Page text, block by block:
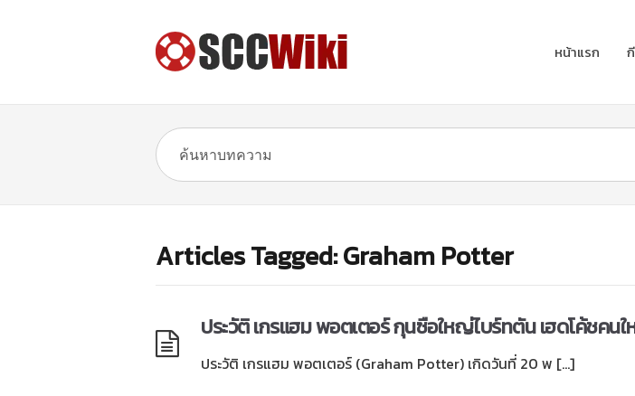
หน้าแรก
Articles Tagged: Graham Potter
ประวัติ เกรแฮม พอตเตอร์ กุนซือใหญ่ไบร์ทตัน เฮดโค้ชคนใ
ประวัติ เกรแฮม พอตเตอร์ (Graham Potter) เกิดวันที่ 20 พ […]